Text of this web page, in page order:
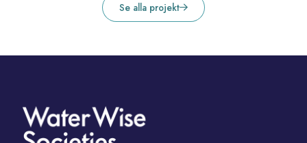
Se alla projekt